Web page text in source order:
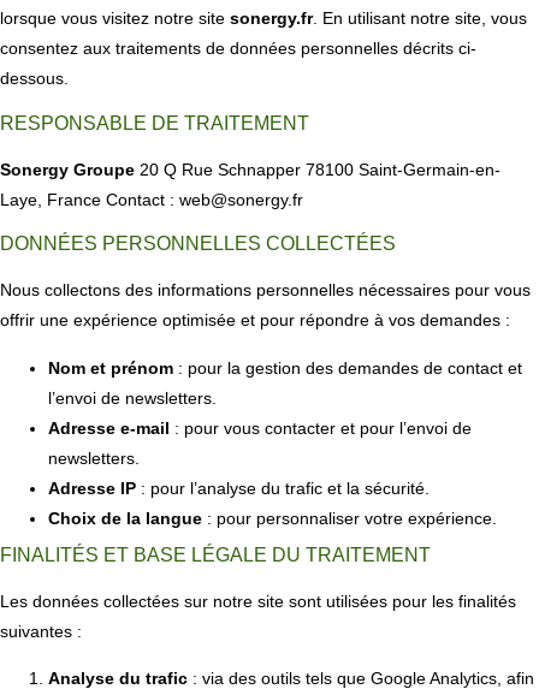
lorsque vous visitez notre site sonergy.fr. En utilisant notre site, vous
consentez aux traitements de données personnelles décrits ci-
dessous.
RESPONSABLE DE TRAITEMENT
Sonergy Groupe 20 Q Rue Schnapper 78100 Saint-Germain-en-
Laye, France Contact : web@sonergy.fr
DONNÉES PERSONNELLES COLLECTÉES
Nous collectons des informations personnelles nécessaires pour vous
offrir une expérience optimisée et pour répondre à vos demandes :
Nom et prénom : pour la gestion des demandes de contact et
l’envoi de newsletters.
Adresse e-mail : pour vous contacter et pour l’envoi de
newsletters.
Adresse IP : pour l’analyse du trafic et la sécurité.
Choix de la langue : pour personnaliser votre expérience.
FINALITÉS ET BASE LÉGALE DU TRAITEMENT
Les données collectées sur notre site sont utilisées pour les finalités
suivantes :
Analyse du trafic : via des outils tels que Google Analytics, afin